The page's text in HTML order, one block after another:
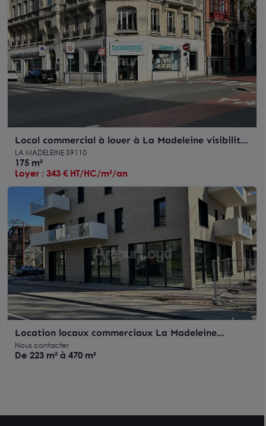
Local commercial à louer à La Madeleine visibilité
exceptionnelle en angle
LA MADELEINE 59110
175 m²
Loyer : 343 € HT/HC/m²/an
Location locaux commerciaux La Madeleine
visibilité et accès transports
Nous contacter
De 223 m² à 470 m²